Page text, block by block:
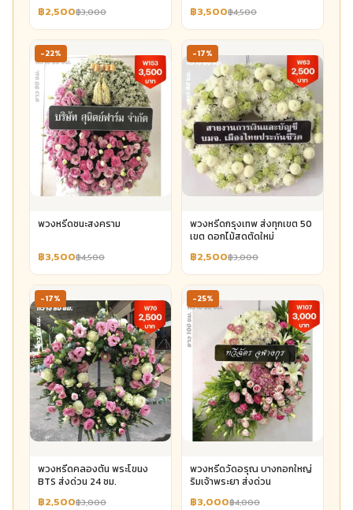
฿2,500฿3,000 ฿3,500฿4,500
-22%
พวงหรีดชนะสงคราม
฿3,500฿4,500
-17%
พวงหรีดกรุงเทพ ส่งทุกเขต 50
เขต ดอกไม้สดตัดใหม่
฿2,500฿3,000
-17%
พวงหรีดคลองตัน พระโขนง
BTS ส่งด่วน 24 ชม.
฿2,500฿3,000
-25%
พวงหรีดวัดอรุณ บางกอกใหญ่
ริมเจ้าพระยา ส่งด่วน
฿3,000฿4,000